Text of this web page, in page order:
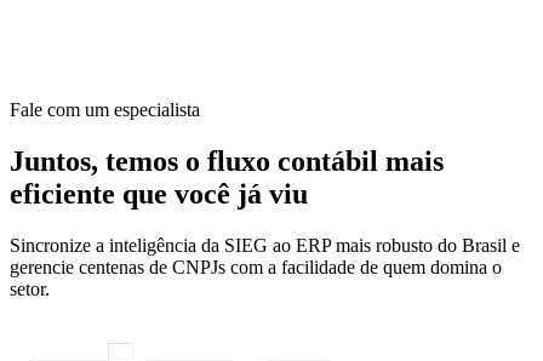
Fale com um especialista
Juntos, temos o fluxo contábil mais
eficiente que você já viu
Sincronize a inteligência da SIEG ao ERP mais robusto do Brasil e
gerencie centenas de CNPJs com a facilidade de quem domina o
setor.